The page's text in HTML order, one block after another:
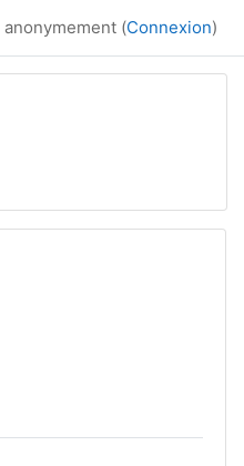
(Connexion)